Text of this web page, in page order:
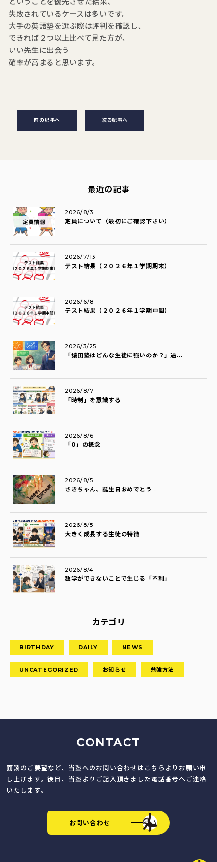
失敗されているケースは多いです。
大手の英語塾を選ぶ際は評判を確認し、
できれば２つ以上比べて見た方が、
いい先生に出会う
確率が高まると思います。
前の記事へ 次の記事へ
最近の記事
定員について（最初にご確認下さい）
2026/8/3
テスト結果（２０２６年１学期期末）
2026/7/13
テスト結果（２０２６年１学期中間）
2026/6/8
「猿田塾はどんな生徒に強いのか？」過...
2026/3/25
「時制」を意識する
2026/8/7
「0」の概念
2026/8/6
さきちゃん、誕生日おめでとう！
2026/8/5
大きく成長する生徒の特徴
2026/8/5
数学ができないことで生じる「不利」
2026/8/4
カテゴリ
BIRTHDAY DAILY NEWS
UNCATEGORIZED お知らせ 勉強方法
CONTACT
面談のご要望など、当塾へのお問い合わせはこちらよりお願い申
し上げます。後日、当塾よりご記入頂きました電話番号へご連絡
いたします。
お問い合わせ